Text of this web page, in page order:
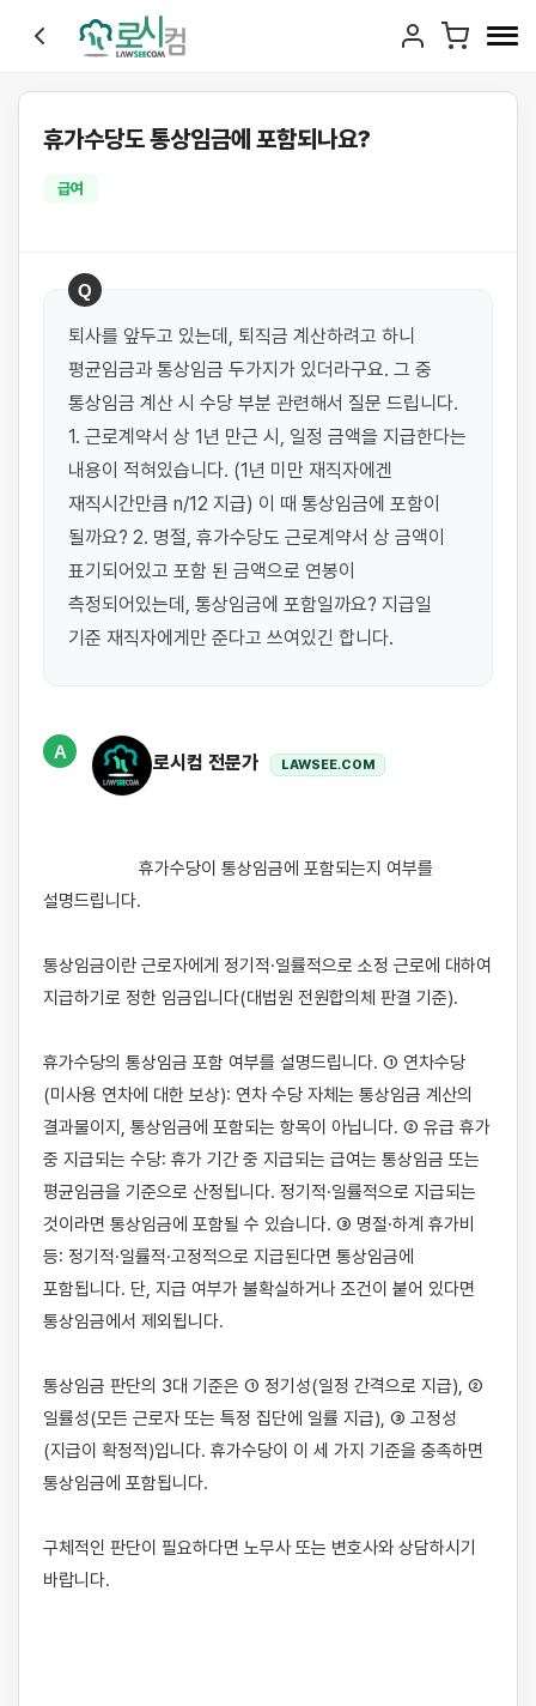
휴가수당도 통상임금에 포함되나요?
급여
Q
퇴사를 앞두고 있는데, 퇴직금 계산하려고 하니
평균임금과 통상임금 두가지가 있더라구요. 그 중
통상임금 계산 시 수당 부분 관련해서 질문 드립니다.
1. 근로계약서 상 1년 만근 시, 일정 금액을 지급한다는
내용이 적혀있습니다. (1년 미만 재직자에겐
재직시간만큼 n/12 지급) 이 때 통상임금에 포함이
될까요? 2. 명절, 휴가수당도 근로계약서 상 금액이
표기되어있고 포함 된 금액으로 연봉이
측정되어있는데, 통상임금에 포함일까요? 지급일
A
로시컴 전문가 LAWSEE.COM
설명드립니다.
통상임금이란 근로자에게 정기적·일률적으로 소정 근로에 대하여
지급하기로 정한 임금입니다(대법원 전원합의체 판결 기준).
휴가수당의 통상임금 포함 여부를 설명드립니다. ① 연차수당
(미사용 연차에 대한 보상): 연차 수당 자체는 통상임금 계산의
결과물이지, 통상임금에 포함되는 항목이 아닙니다. ② 유급 휴가
중 지급되는 수당: 휴가 기간 중 지급되는 급여는 통상임금 또는
평균임금을 기준으로 산정됩니다. 정기적·일률적으로 지급되는
것이라면 통상임금에 포함될 수 있습니다. ③ 명절·하계 휴가비
등: 정기적·일률적·고정적으로 지급된다면 통상임금에
포함됩니다. 단, 지급 여부가 불확실하거나 조건이 붙어 있다면
통상임금에서 제외됩니다.
통상임금 판단의 3대 기준은 ① 정기성(일정 간격으로 지급), ②
일률성(모든 근로자 또는 특정 집단에 일률 지급), ③ 고정성
(지급이 확정적)입니다. 휴가수당이 이 세 가지 기준을 충족하면
통상임금에 포함됩니다.
구체적인 판단이 필요하다면 노무사 또는 변호사와 상담하시기
바랍니다.